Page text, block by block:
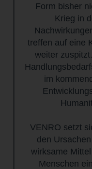
Form bisher
Krieg in
treffen auf eine
weiter
im
VENRO setzt
den
wirksame
Menschen